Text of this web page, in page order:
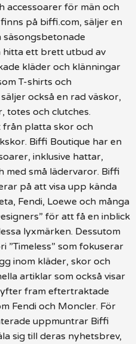
accessoarer för män och
på biffi.com, säljer en
säsongsbetonade
hitta ett brett utbud av
kläder och klänningar
T-shirts och
också en rad väskor,
totes och clutches.
från platta skor och
Biffi Boutique har en
inklusive hattar,
med små lädervaror. Biffi
på att visa upp kända
Fendi, Loewe och många
för att få en inblick
lyxmärken. Dessutom
”Timeless” som fokuserar
inom kläder, skor och
artiklar som också visar
fram eftertraktade
Fendi och Moncler. För
uppmuntrar Biffi
sig till deras nyhetsbrev,